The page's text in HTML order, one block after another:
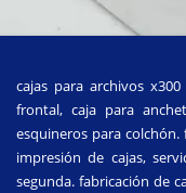
cajas para archivos
frontal, caja para
esquineros para colchón.
impresión de cajas,
segunda. fabricación de